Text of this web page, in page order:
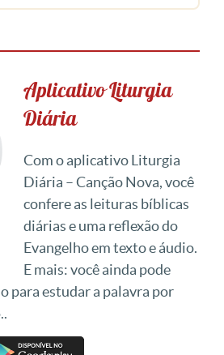
Aplicativo Liturgia
Diária
Com o aplicativo Liturgia
Diária – Canção Nova, você
confere as leituras bíblicas
diárias e uma reflexão do
Evangelho em texto e áudio.
E mais: você ainda pode
para estudar a palavra por